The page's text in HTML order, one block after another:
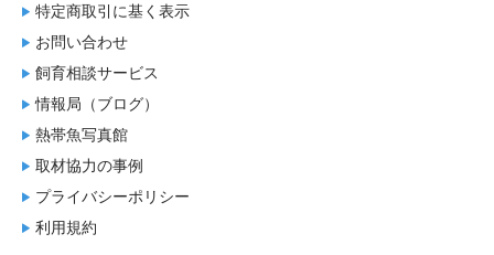
特定商取引に基く表示
お問い合わせ
飼育相談サービス
情報局（ブログ）
熱帯魚写真館
取材協力の事例
プライバシーポリシー
利用規約